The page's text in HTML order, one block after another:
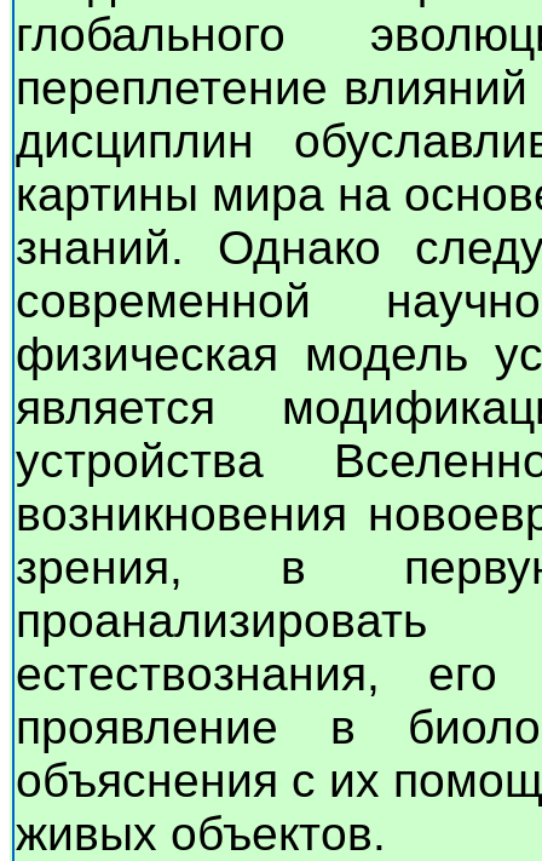
глобального
переплетение
дисциплин
картины мира на
знаний. Однако
современной
физическая модель
является
устройства
возникновения
зрения, в
проанализировать
естествознания,
проявление в
объяснения с их
живых объектов.